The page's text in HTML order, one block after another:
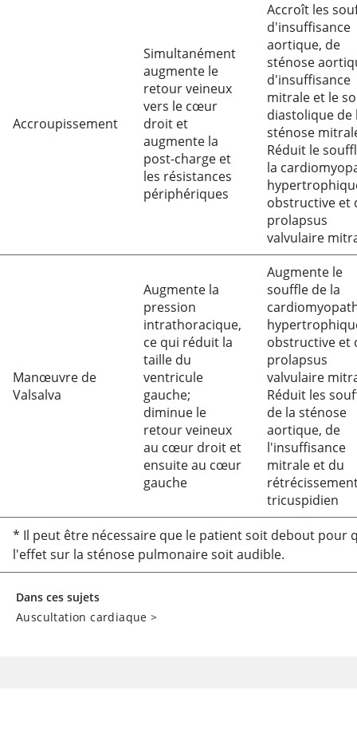
Accroupissement
Simultanément
augmente le
retour veineux
vers le cœur
droit et
augmente la
post-charge et
les résistances
périphériques
Accroît les
d'insuffisance
aortique, de
sténose
d'insuffisance
mitrale et le
diastolique de
sténose
Réduit le
la
obstructive et
prolapsus
valvulaire
Manœuvre de
Valsalva
Augmente la
pression
intrathoracique,
ce qui réduit la
taille du
ventricule
gauche;
diminue le
retour veineux
au cœur droit et
ensuite au cœur
gauche
Augmente le
souffle de la
obstructive et
prolapsus
valvulaire
Réduit les
de la sténose
aortique, de
l'insuffisance
mitrale et du
tricuspidien
* Il peut être nécessaire que le patient soit debout pour
l'effet sur la sténose pulmonaire soit audible.
Dans ces sujets
Auscultation cardiaque >